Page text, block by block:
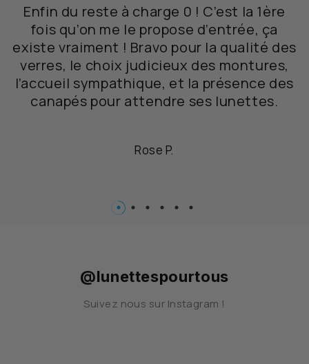
Enfin du reste à charge 0 ! C’est la 1ère
fois qu’on me le propose d’entrée, ça
existe vraiment ! Bravo pour la qualité des
verres, le choix judicieux des montures,
l’accueil sympathique, et la présence des
canapés pour attendre ses lunettes.
Rose P.
@lunettespourtous
Suivez nous sur Instagram !